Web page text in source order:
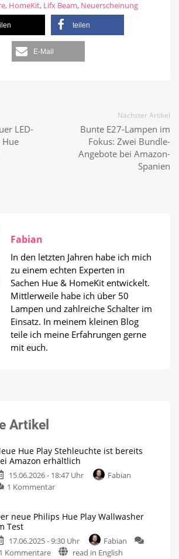
, HomeKit, Lifx Beam, Neuerscheinung
teilen
E-Mail
LED-
Nächster Artikel
Bunte E27-Lampen im
Fokus: Zwei Bundle-
Angebote bei Amazon-
Spanien
Fabian
In den letzten Jahren habe ich mich
zu einem echten Experten in
Sachen Hue & HomeKit entwickelt.
Mittlerweile habe ich über 50
Lampen und zahlreiche Schalter im
Einsatz. In meinem kleinen Blog
teile ich meine Erfahrungen gerne
mit euch.
Artikel
Hue Play Stehleuchte ist bereits
Amazon erhältlich
15.06.2026 - 18:47 Uhr
Fabian
1 Kommentarzu
Play
ist
bereits
neue Philips Hue Play Wallwasher
Test
17.06.2025 - 9:30 Uhr
Fabian
Kommentarezu
read in English